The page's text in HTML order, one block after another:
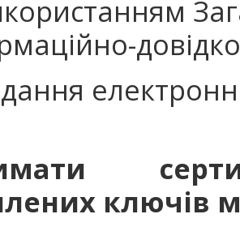
ключів